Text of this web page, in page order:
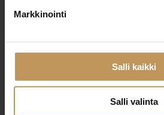
Markkinointi
Salli kaikki
Salli valinta